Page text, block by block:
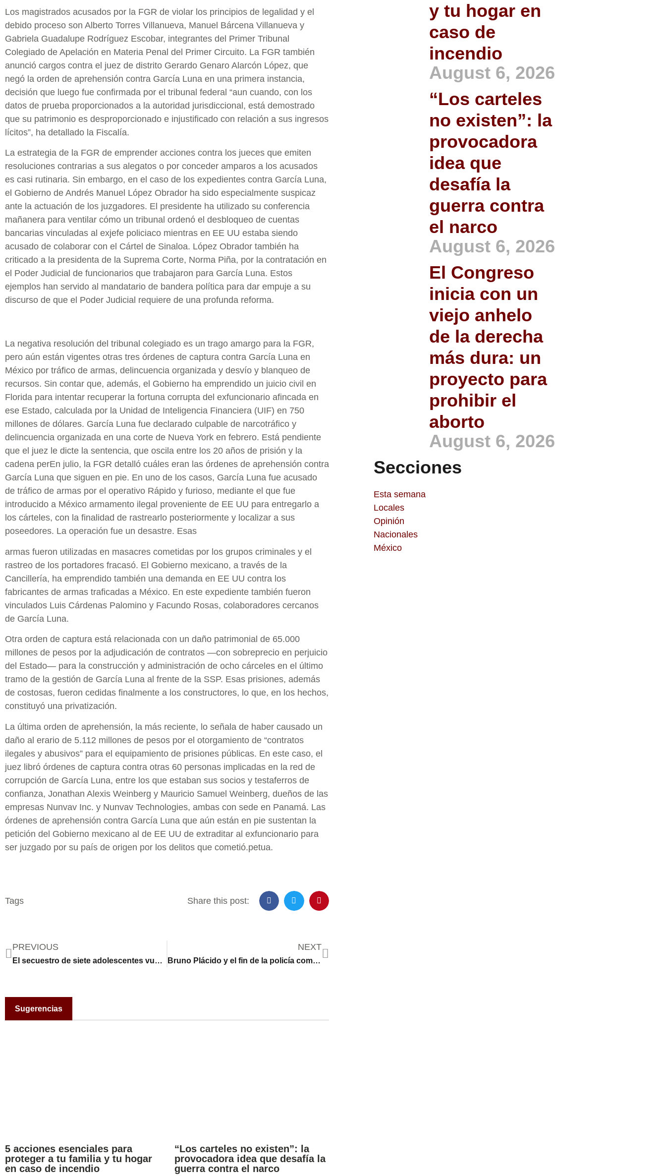
Los magistrados acusados por la FGR de violar los principios de legalidad y el
debido proceso son Alberto Torres Villanueva, Manuel Bárcena Villanueva y
Gabriela Guadalupe Rodríguez Escobar, integrantes del Primer Tribunal
Colegiado de Apelación en Materia Penal del Primer Circuito. La FGR también
anunció cargos contra el juez de distrito Gerardo Genaro Alarcón López, que
negó la orden de aprehensión contra García Luna en una primera instancia,
decisión que luego fue confirmada por el tribunal federal “aun cuando, con los
datos de prueba proporcionados a la autoridad jurisdiccional, está demostrado
que su patrimonio es desproporcionado e injustificado con relación a sus ingresos
lícitos”, ha detallado la Fiscalía.
La estrategia de la FGR de emprender acciones contra los jueces que emiten
resoluciones contrarias a sus alegatos o por conceder amparos a los acusados
es casi rutinaria. Sin embargo, en el caso de los expedientes contra García Luna,
el Gobierno de Andrés Manuel López Obrador ha sido especialmente suspicaz
ante la actuación de los juzgadores. El presidente ha utilizado su conferencia
mañanera para ventilar cómo un tribunal ordenó el desbloqueo de cuentas
bancarias vinculadas al exjefe policiaco mientras en EE UU estaba siendo
acusado de colaborar con el Cártel de Sinaloa. López Obrador también ha
criticado a la presidenta de la Suprema Corte, Norma Piña, por la contratación en
el Poder Judicial de funcionarios que trabajaron para García Luna. Estos
ejemplos han servido al mandatario de bandera política para dar empuje a su
discurso de que el Poder Judicial requiere de una profunda reforma.
La negativa resolución del tribunal colegiado es un trago amargo para la FGR,
pero aún están vigentes otras tres órdenes de captura contra García Luna en
México por tráfico de armas, delincuencia organizada y desvío y blanqueo de
recursos. Sin contar que, además, el Gobierno ha emprendido un juicio civil en
Florida para intentar recuperar la fortuna corrupta del exfuncionario afincada en
ese Estado, calculada por la Unidad de Inteligencia Financiera (UIF) en 750
millones de dólares. García Luna fue declarado culpable de narcotráfico y
delincuencia organizada en una corte de Nueva York en febrero. Está pendiente
que el juez le dicte la sentencia, que oscila entre los 20 años de prisión y la
cadena perEn julio, la FGR detalló cuáles eran las órdenes de aprehensión contra
García Luna que siguen en pie. En uno de los casos, García Luna fue acusado
de tráfico de armas por el operativo Rápido y furioso, mediante el que fue
introducido a México armamento ilegal proveniente de EE UU para entregarlo a
los cárteles, con la finalidad de rastrearlo posteriormente y localizar a sus
poseedores. La operación fue un desastre. Esas
armas fueron utilizadas en masacres cometidas por los grupos criminales y el
rastreo de los portadores fracasó. El Gobierno mexicano, a través de la
Cancillería, ha emprendido también una demanda en EE UU contra los
fabricantes de armas traficadas a México. En este expediente también fueron
vinculados Luis Cárdenas Palomino y Facundo Rosas, colaboradores cercanos
de García Luna.
Otra orden de captura está relacionada con un daño patrimonial de 65.000
millones de pesos por la adjudicación de contratos —con sobreprecio en perjuicio
del Estado— para la construcción y administración de ocho cárceles en el último
tramo de la gestión de García Luna al frente de la SSP. Esas prisiones, además
de costosas, fueron cedidas finalmente a los constructores, lo que, en los hechos,
constituyó una privatización.
La última orden de aprehensión, la más reciente, lo señala de haber causado un
daño al erario de 5.112 millones de pesos por el otorgamiento de “contratos
ilegales y abusivos” para el equipamiento de prisiones públicas. En este caso, el
juez libró órdenes de captura contra otras 60 personas implicadas en la red de
corrupción de García Luna, entre los que estaban sus socios y testaferros de
confianza, Jonathan Alexis Weinberg y Mauricio Samuel Weinberg, dueños de las
empresas Nunvav Inc. y Nunvav Technologies, ambas con sede en Panamá. Las
órdenes de aprehensión contra García Luna que aún están en pie sustentan la
petición del Gobierno mexicano al de EE UU de extraditar al exfuncionario para
ser juzgado por su país de origen por los delitos que cometió.petua.
Tags Share this post:
PREVIOUS
El secuestro de siete adolescentes vuelve a erizar la piel de Zacatecas
NEXT
Bruno Plácido y el fin de la policía comunitaria
Sugerencias
5 acciones esenciales para
proteger a tu familia y tu hogar
en caso de incendio
“Los carteles no existen”: la
provocadora idea que desafía la
guerra contra el narco
y tu hogar en
caso de
incendio
August 6, 2026
“Los carteles
no existen”: la
provocadora
idea que
desafía la
guerra contra
el narco
August 6, 2026
El Congreso
inicia con un
viejo anhelo
de la derecha
más dura: un
proyecto para
prohibir el
aborto
August 6, 2026
Secciones
Esta semana
Locales
Opinión
Nacionales
México